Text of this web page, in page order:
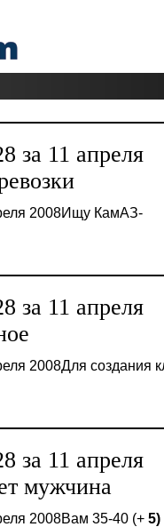
за 11 апреля
2008Ищу КамАЗ-
за 11 апреля
2008Для создания
за 11 апреля
мужчина
2008Вам 35-40 (+ 5)